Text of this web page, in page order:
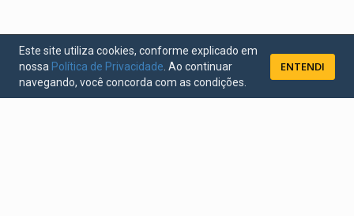
Este site utiliza cookies, conforme explicado em
nossa Política de Privacidade . Ao continuar
navegando, você concorda com as condições.
ENTENDI